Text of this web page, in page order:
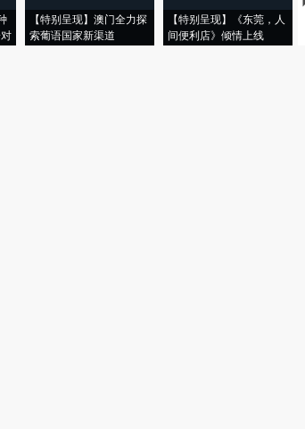
【特别呈现】澳门全力探
索葡语国家新渠道
【特别呈现】《东莞，人
间便利店》倾情上线